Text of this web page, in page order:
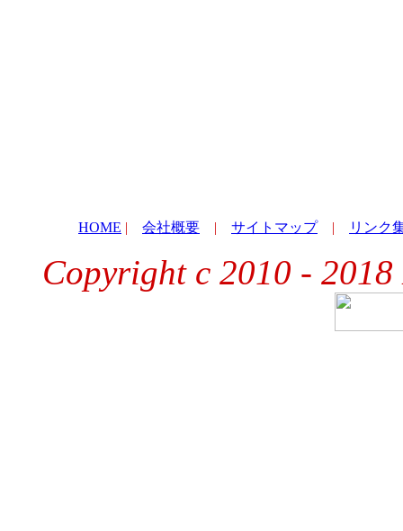
HOME | 会社概要 | サイトマップ| リンク
Copyright c 2010 - 2018